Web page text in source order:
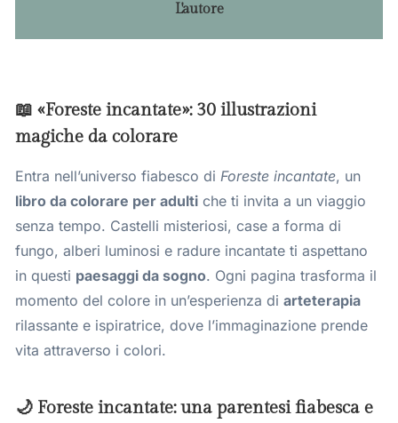
L'autore
📖 «Foreste incantate»: 30 illustrazioni
magiche da colorare
Entra nell’universo fiabesco di Foreste incantate, un
libro da colorare per adulti che ti invita a un viaggio
senza tempo. Castelli misteriosi, case a forma di
fungo, alberi luminosi e radure incantate ti aspettano
in questi paesaggi da sogno. Ogni pagina trasforma il
momento del colore in un’esperienza di arteterapia
rilassante e ispiratrice, dove l’immaginazione prende
vita attraverso i colori.
🌙 Foreste incantate: una parentesi fiabesca e